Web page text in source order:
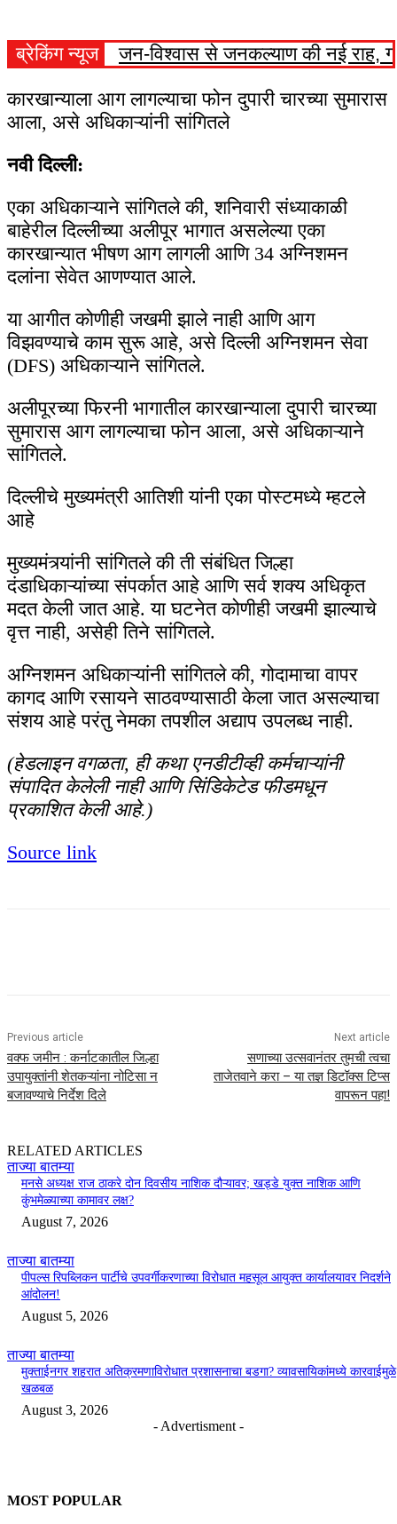
ब्रेकिंग न्यूज जन-विश्वास से जनकल्याण की नई राह,
कारखान्याला आग लागल्याचा फोन दुपारी चारच्या सुमारास
आला, असे अधिकाऱ्यांनी सांगितले
नवी दिल्ली:
एका अधिकाऱ्याने सांगितले की, शनिवारी संध्याकाळी
बाहेरील दिल्लीच्या अलीपूर भागात असलेल्या एका
कारखान्यात भीषण आग लागली आणि 34 अग्निशमन
दलांना सेवेत आणण्यात आले.
या आगीत कोणीही जखमी झाले नाही आणि आग
विझवण्याचे काम सुरू आहे, असे दिल्ली अग्निशमन सेवा
(DFS) अधिकाऱ्याने सांगितले.
अलीपूरच्या फिरनी भागातील कारखान्याला दुपारी चारच्या
सुमारास आग लागल्याचा फोन आला, असे अधिकाऱ्याने
सांगितले.
दिल्लीचे मुख्यमंत्री आतिशी यांनी एका पोस्टमध्ये म्हटले
आहे
मुख्यमंत्र्यांनी सांगितले की ती संबंधित जिल्हा
दंडाधिकाऱ्यांच्या संपर्कात आहे आणि सर्व शक्य अधिकृत
मदत केली जात आहे. या घटनेत कोणीही जखमी झाल्याचे
वृत्त नाही, असेही तिने सांगितले.
अग्निशमन अधिकाऱ्यांनी सांगितले की, गोदामाचा वापर
कागद आणि रसायने साठवण्यासाठी केला जात असल्याचा
संशय आहे परंतु नेमका तपशील अद्याप उपलब्ध नाही.
(हेडलाइन वगळता, ही कथा एनडीटीव्ही कर्मचाऱ्यांनी
संपादित केलेली नाही आणि सिंडिकेटेड फीडमधून
प्रकाशित केली आहे.)
Source link
Previous article
वक्फ जमीन : कर्नाटकातील जिल्हा
उपायुक्तांनी शेतकऱ्यांना नोटिसा न
बजावण्याचे निर्देश दिले
Next article
सणाच्या उत्सवानंतर तुमची त्वचा
ताजेतवाने करा – या तज्ञ डिटॉक्स टिप्स
वापरून पहा!
RELATED ARTICLES
ताज्या बातम्या
मनसे अध्यक्ष राज ठाकरे दोन दिवसीय नाशिक दौऱ्यावर; खड्डे युक्त नाशिक आणि
कुंभमेळ्याच्या कामावर लक्ष?
August 7, 2026
ताज्या बातम्या
पीपल्स रिपब्लिकन पार्टीचे उपवर्गीकरणाच्या विरोधात महसूल आयुक्त कार्यालयावर निदर्शने
आंदोलन!
August 5, 2026
ताज्या बातम्या
मुक्ताईनगर शहरात अतिक्रमणाविरोधात प्रशासनाचा बडगा? व्यावसायिकांमध्ये कारवाईमुळे
खळबळ
August 3, 2026
- Advertisment -
MOST POPULAR